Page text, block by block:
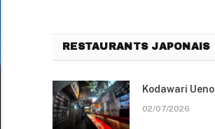
RESTAURANTS JAPONAIS
Kodawari Ueno
02/07/2026